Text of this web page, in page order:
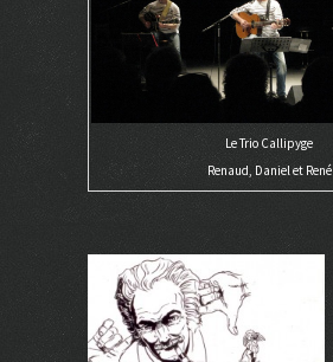
Le Trio Callipyge
Renaud, Daniel et René